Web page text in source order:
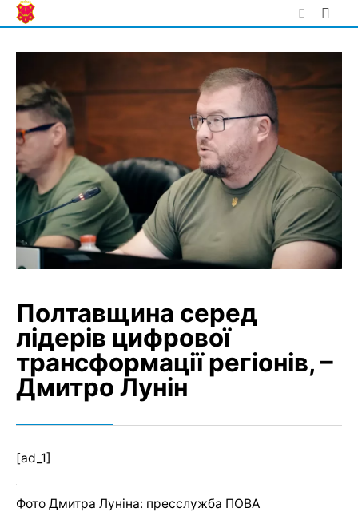
Skip
to
Полтавщина серед
лідерів цифрової
трансформації регіонів, –
Дмитро Лунін
[ad_1]
Фото Дмитра Луніна: пресслужба ПОВА